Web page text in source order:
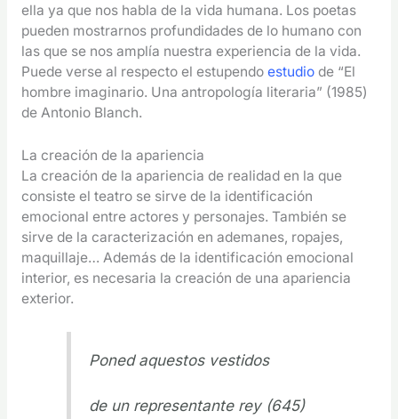
ella ya que nos habla de la vida humana. Los poetas
pueden mostrarnos profundidades de lo humano con
las que se nos amplía nuestra experiencia de la vida.
Puede verse al respecto el estupendo estudio de “El
hombre imaginario. Una antropología literaria” (1985)
de Antonio Blanch.
La creación de la apariencia
La creación de la apariencia de realidad en la que
consiste el teatro se sirve de la identificación
emocional entre actores y personajes. También se
sirve de la caracterización en ademanes, ropajes,
maquillaje… Además de la identificación emocional
interior, es necesaria la creación de una apariencia
exterior.
Poned aquestos vestidos
de un representante rey (645)